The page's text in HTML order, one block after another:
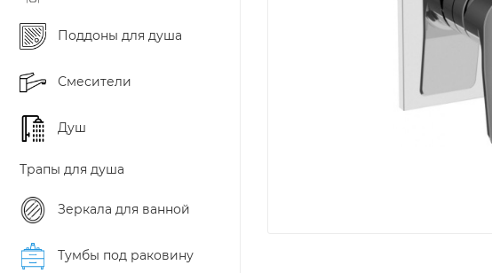
Поддоны для душа
Смесители
Душ
Трапы для душа
Зеркала для ванной
Тумбы под раковину